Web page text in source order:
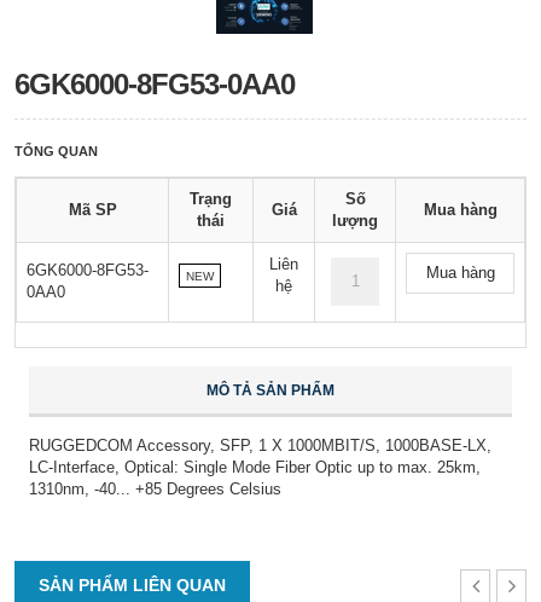
6GK6000-8FG53-0AA0
TỔNG QUAN
Mã SP
Trạng
thái
Giá
Số
lượng
Mua hàng
6GK6000-8FG53-
0AA0
NEW
Liên
hệ
Mua hàng
MÔ TẢ SẢN PHẨM
RUGGEDCOM Accessory, SFP, 1 X 1000MBIT/S, 1000BASE-LX,
LC-Interface, Optical: Single Mode Fiber Optic up to max. 25km,
1310nm, -40... +85 Degrees Celsius
SẢN PHẨM LIÊN QUAN